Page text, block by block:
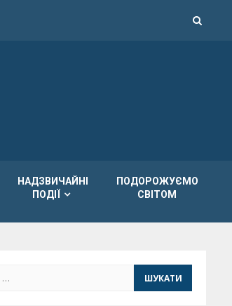
НАДЗВИЧАЙНІ
ПОДІЇ
ПОДОРОЖУЄМО
СВІТОМ